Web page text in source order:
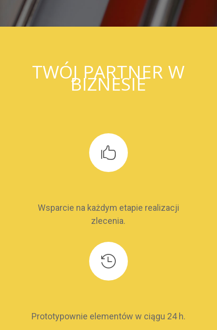
TWÓJ PARTNER W
BIZNESIE

Wsparcie na każdym etapie realizacji
zlecenia.

Prototypownie elementów w ciągu 24 h.